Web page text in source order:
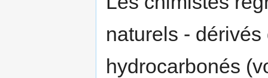
naturels -
hydrocarbonés